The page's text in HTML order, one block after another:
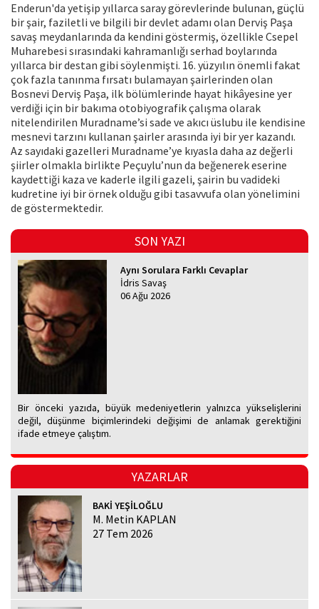
Enderun'da yetişip yıllarca saray görevlerinde bulunan, güçlü
bir şair, faziletli ve bilgili bir devlet adamı olan Derviş Paşa
savaş meydanlarında da kendini göstermiş, özellikle Csepel
Muharebesi sırasındaki kahramanlığı serhad boylarında
yıllarca bir destan gibi söylenmişti. 16. yüzyılın önemli fakat
çok fazla tanınma fırsatı bulamayan şairlerinden olan
Bosnevi Derviş Paşa, ilk bölümlerinde hayat hikâyesine yer
verdiği için bir bakıma otobiyografik çalışma olarak
nitelendirilen Muradname’si sade ve akıcı üslubu ile kendisine
mesnevi tarzını kullanan şairler arasında iyi bir yer kazandı.
Az sayıdaki gazelleri Muradname’ye kıyasla daha az değerli
şiirler olmakla birlikte Peçuylu’nun da beğenerek eserine
kaydettiği kaza ve kaderle ilgili gazeli, şairin bu vadideki
kudretine iyi bir örnek olduğu gibi tasavvufa olan yönelimini
de göstermektedir.
SON YAZI
Aynı Sorulara Farklı Cevaplar
İdris Savaş
06 Ağu 2026
Bir önceki yazıda, büyük medeniyetlerin yalnızca yükselişlerini
değil, düşünme biçimlerindeki değişimi de anlamak gerektiğini
ifade etmeye çalıştım.
YAZARLAR
BAKİ YEŞİLOĞLU
M. Metin KAPLAN
27 Tem 2026